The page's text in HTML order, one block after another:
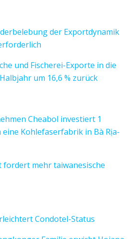
der Exportdynamik
und Fischerei-Exporte in die
um 16,6 % zurück
Cheabol investiert 1
Kohlefaserfabrik in Bà Rịa-
fordert mehr taiwanesische
Condotel-Status